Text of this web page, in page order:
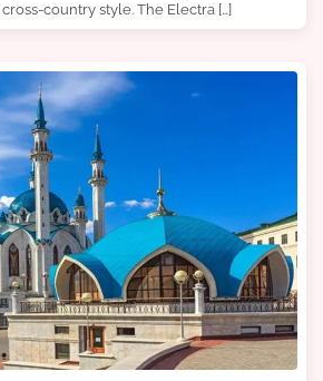
country style. The Electra […]